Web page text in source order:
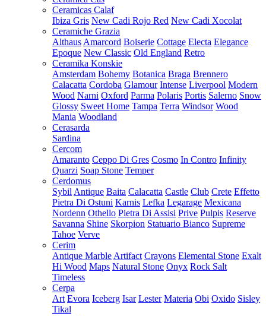
Ceramicas Calaf
Ibiza Gris New Cadi Rojo Red New Cadi Xocolat
Ceramiche Grazia
Althaus Amarcord Boiserie Cottage Electa Elegance
Epoque New Classic Old England Retro
Ceramika Konskie
Amsterdam Bohemy Botanica Braga Brennero
Calacatta Cordoba Glamour Intense Liverpool Modern
Wood Narni Oxford Parma Polaris Portis Salerno Snow
Glossy Sweet Home Tampa Terra Windsor Wood
Mania Woodland
Cerasarda
Sardina
Cercom
Amaranto Ceppo Di Gres Cosmo In Contro Infinity
Quarzi Soap Stone Temper
Cerdomus
Sybil Antique Baita Calacatta Castle Club Crete Effetto
Pietra Di Ostuni Karnis Lefka Legarage Mexicana
Nordenn Othello Pietra Di Assisi Prive Pulpis Reserve
Savanna Shine Skorpion Statuario Bianco Supreme
Tahoe Verve
Cerim
Antique Marble Artifact Crayons Elemental Stone Exalt
Hi Wood Maps Natural Stone Onyx Rock Salt
Timeless
Cerpa
Art Evora Iceberg Isar Lester Materia Obi Oxido Sisley
Tikal